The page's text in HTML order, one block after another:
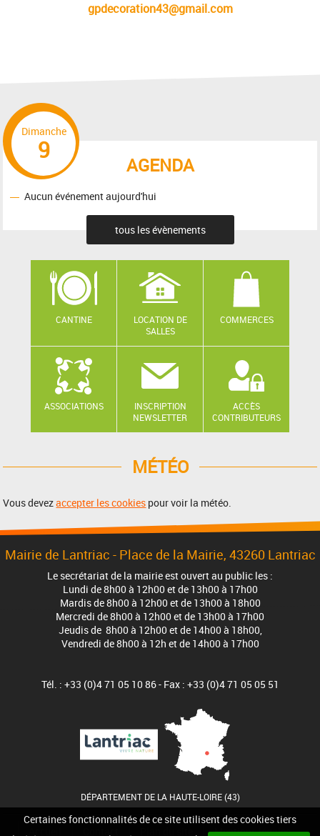
Certaines fonctionnalités de ce site utilisent des cookies tiers
gpdecoration43@gmail.com
AGENDA
Dimanche
9
Aucun événement aujourd'hui
tous les évènements
CANTINE
LOCATION DE
SALLES
COMMERCES
ASSOCIATIONS
INSCRIPTION
NEWSLETTER
ACCÈS
CONTRIBUTEURS
MÉTÉO
Vous devezaccepter les cookies pour voir la météo.
Mairie de Lantriac - Place de la Mairie, 43260 Lantriac
Le secrétariat de la mairie est ouvert au public les :
Lundi de 8h00 à 12h00 et de 13h00 à 17h00
Mardis de 8h00 à 12h00 et de 13h00 à 18h00
Mercredi de 8h00 à 12h00 et de 13h00 à 17h00
Jeudis de 8h00 à 12h00 et de 14h00 à 18h00,
Vendredi de 8h00 à 12h et de 14h00 à 17h00
Tél. : +33 (0)4 71 05 10 86 - Fax : +33 (0)4 71 05 05 51
DÉPARTEMENT DE LA HAUTE-LOIRE (43)
Mentions légales